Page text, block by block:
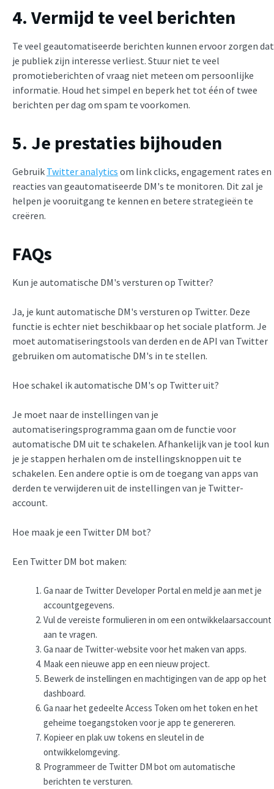
4. Vermijd te veel berichten
Te veel geautomatiseerde berichten kunnen ervoor zorgen dat
je publiek zijn interesse verliest. Stuur niet te veel
promotieberichten of vraag niet meteen om persoonlijke
informatie. Houd het simpel en beperk het tot één of twee
berichten per dag om spam te voorkomen.
5. Je prestaties bijhouden
Gebruik Twitter analytics om link clicks, engagement rates en
reacties van geautomatiseerde DM's te monitoren. Dit zal je
helpen je vooruitgang te kennen en betere strategieën te
creëren.
FAQs
Kun je automatische DM's versturen op Twitter?
Ja, je kunt automatische DM's versturen op Twitter. Deze
functie is echter niet beschikbaar op het sociale platform. Je
moet automatiseringstools van derden en de API van Twitter
gebruiken om automatische DM's in te stellen.
Hoe schakel ik automatische DM's op Twitter uit?
Je moet naar de instellingen van je
automatiseringsprogramma gaan om de functie voor
automatische DM uit te schakelen. Afhankelijk van je tool kun
je je stappen herhalen om de instellingsknoppen uit te
schakelen. Een andere optie is om de toegang van apps van
derden te verwijderen uit de instellingen van je Twitter-
account.
Hoe maak je een Twitter DM bot?
Een Twitter DM bot maken:
Ga naar de Twitter Developer Portal en meld je aan met je
accountgegevens.
Vul de vereiste formulieren in om een ontwikkelaarsaccount
aan te vragen.
Ga naar de Twitter-website voor het maken van apps.
Maak een nieuwe app en een nieuw project.
Bewerk de instellingen en machtigingen van de app op het
dashboard.
Ga naar het gedeelte Access Token om het token en het
geheime toegangstoken voor je app te genereren.
Kopieer en plak uw tokens en sleutel in de
ontwikkelomgeving.
Programmeer de Twitter DM bot om automatische
berichten te versturen.